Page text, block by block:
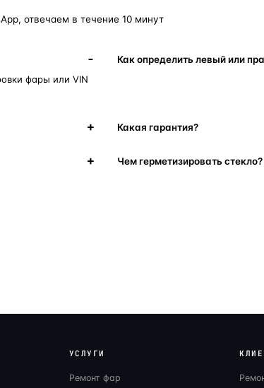
отвечаем в течение 10 минут
фары или VIN
Как определить левый или
Какая гарантия?
Чем герметизировать стекло?
УСЛУГИ
Ремонт фар